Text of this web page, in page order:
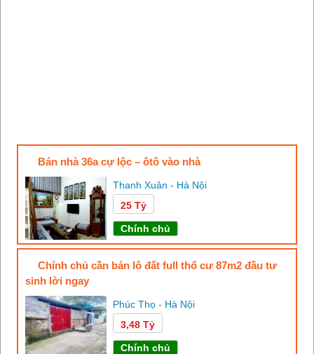
bán nhà 36a cự lộc – ôtô vào nhà
Thanh Xuân - Hà Nội
25 Tỷ
Chính chủ
chính chủ cần bán lô đất full thổ cư 87m2 đầu tư
sinh lời ngay
Phúc Thọ - Hà Nội
3,48 Tỷ
Chính chủ